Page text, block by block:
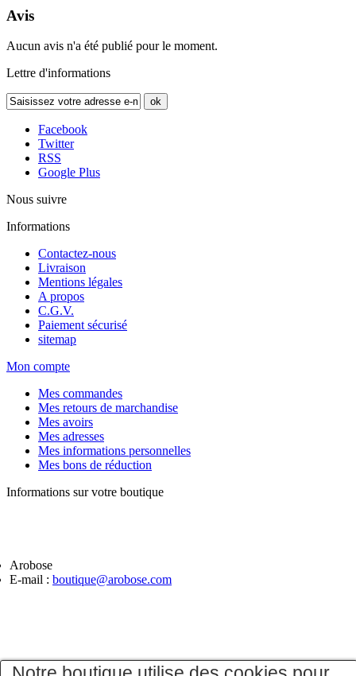
Avis
Aucun avis n'a été publié pour le moment.
Lettre d'informations
ok
Facebook
Twitter
RSS
Google Plus
Nous suivre
Informations
Contactez-nous
Livraison
Mentions légales
A propos
C.G.V.
Paiement sécurisé
sitemap
Mon compte
Mes commandes
Mes retours de marchandise
Mes avoirs
Mes adresses
Mes informations personnelles
Mes bons de réduction
Informations sur votre boutique
Arobose
E-mail : boutique@arobose.com